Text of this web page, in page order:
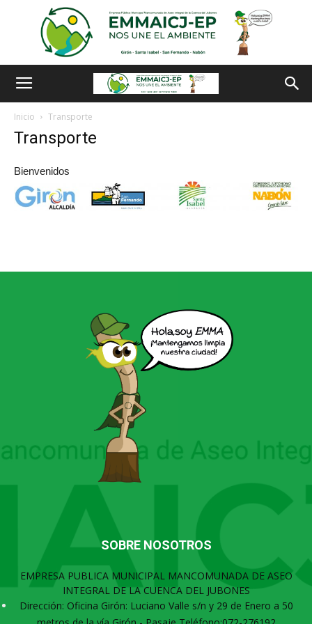
Inicio Transporte
Transporte
Bienvenidos
SOBRE NOSOTROS
EMPRESA PUBLICA MUNICIPAL MANCOMUNADA DE ASEO
INTEGRAL DE LA CUENCA DEL JUBONES
Dirección: Oficina Girón: Luciano Valle s/n y 29 de Enero a 50